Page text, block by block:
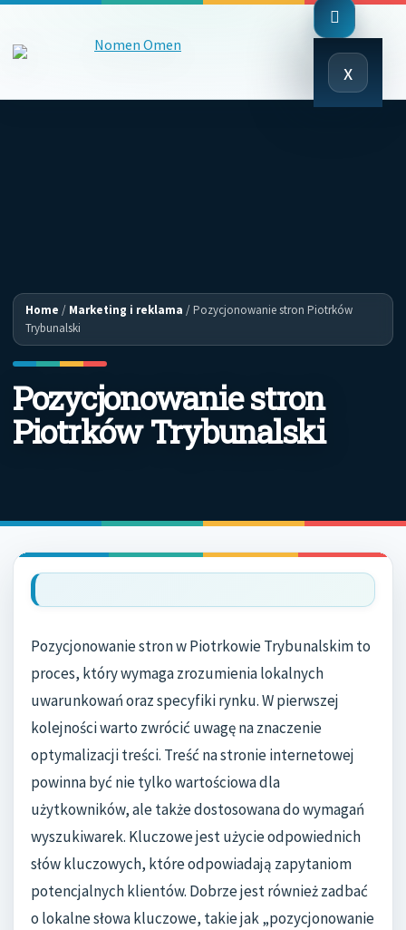
x
Close
Menu
Home / Marketing i reklama /Pozycjonowanie stron Piotrków
Trybunalski
Pozycjonowanie stron
Piotrków Trybunalski
Pozycjonowanie stron w Piotrkowie Trybunalskim to
proces, który wymaga zrozumienia lokalnych
uwarunkowań oraz specyfiki rynku. W pierwszej
kolejności warto zwrócić uwagę na znaczenie
optymalizacji treści. Treść na stronie internetowej
powinna być nie tylko wartościowa dla
użytkowników, ale także dostosowana do wymagań
wyszukiwarek. Kluczowe jest użycie odpowiednich
słów kluczowych, które odpowiadają zapytaniom
potencjalnych klientów. Dobrze jest również zadbać
o lokalne słowa kluczowe, takie jak „pozycjonowanie